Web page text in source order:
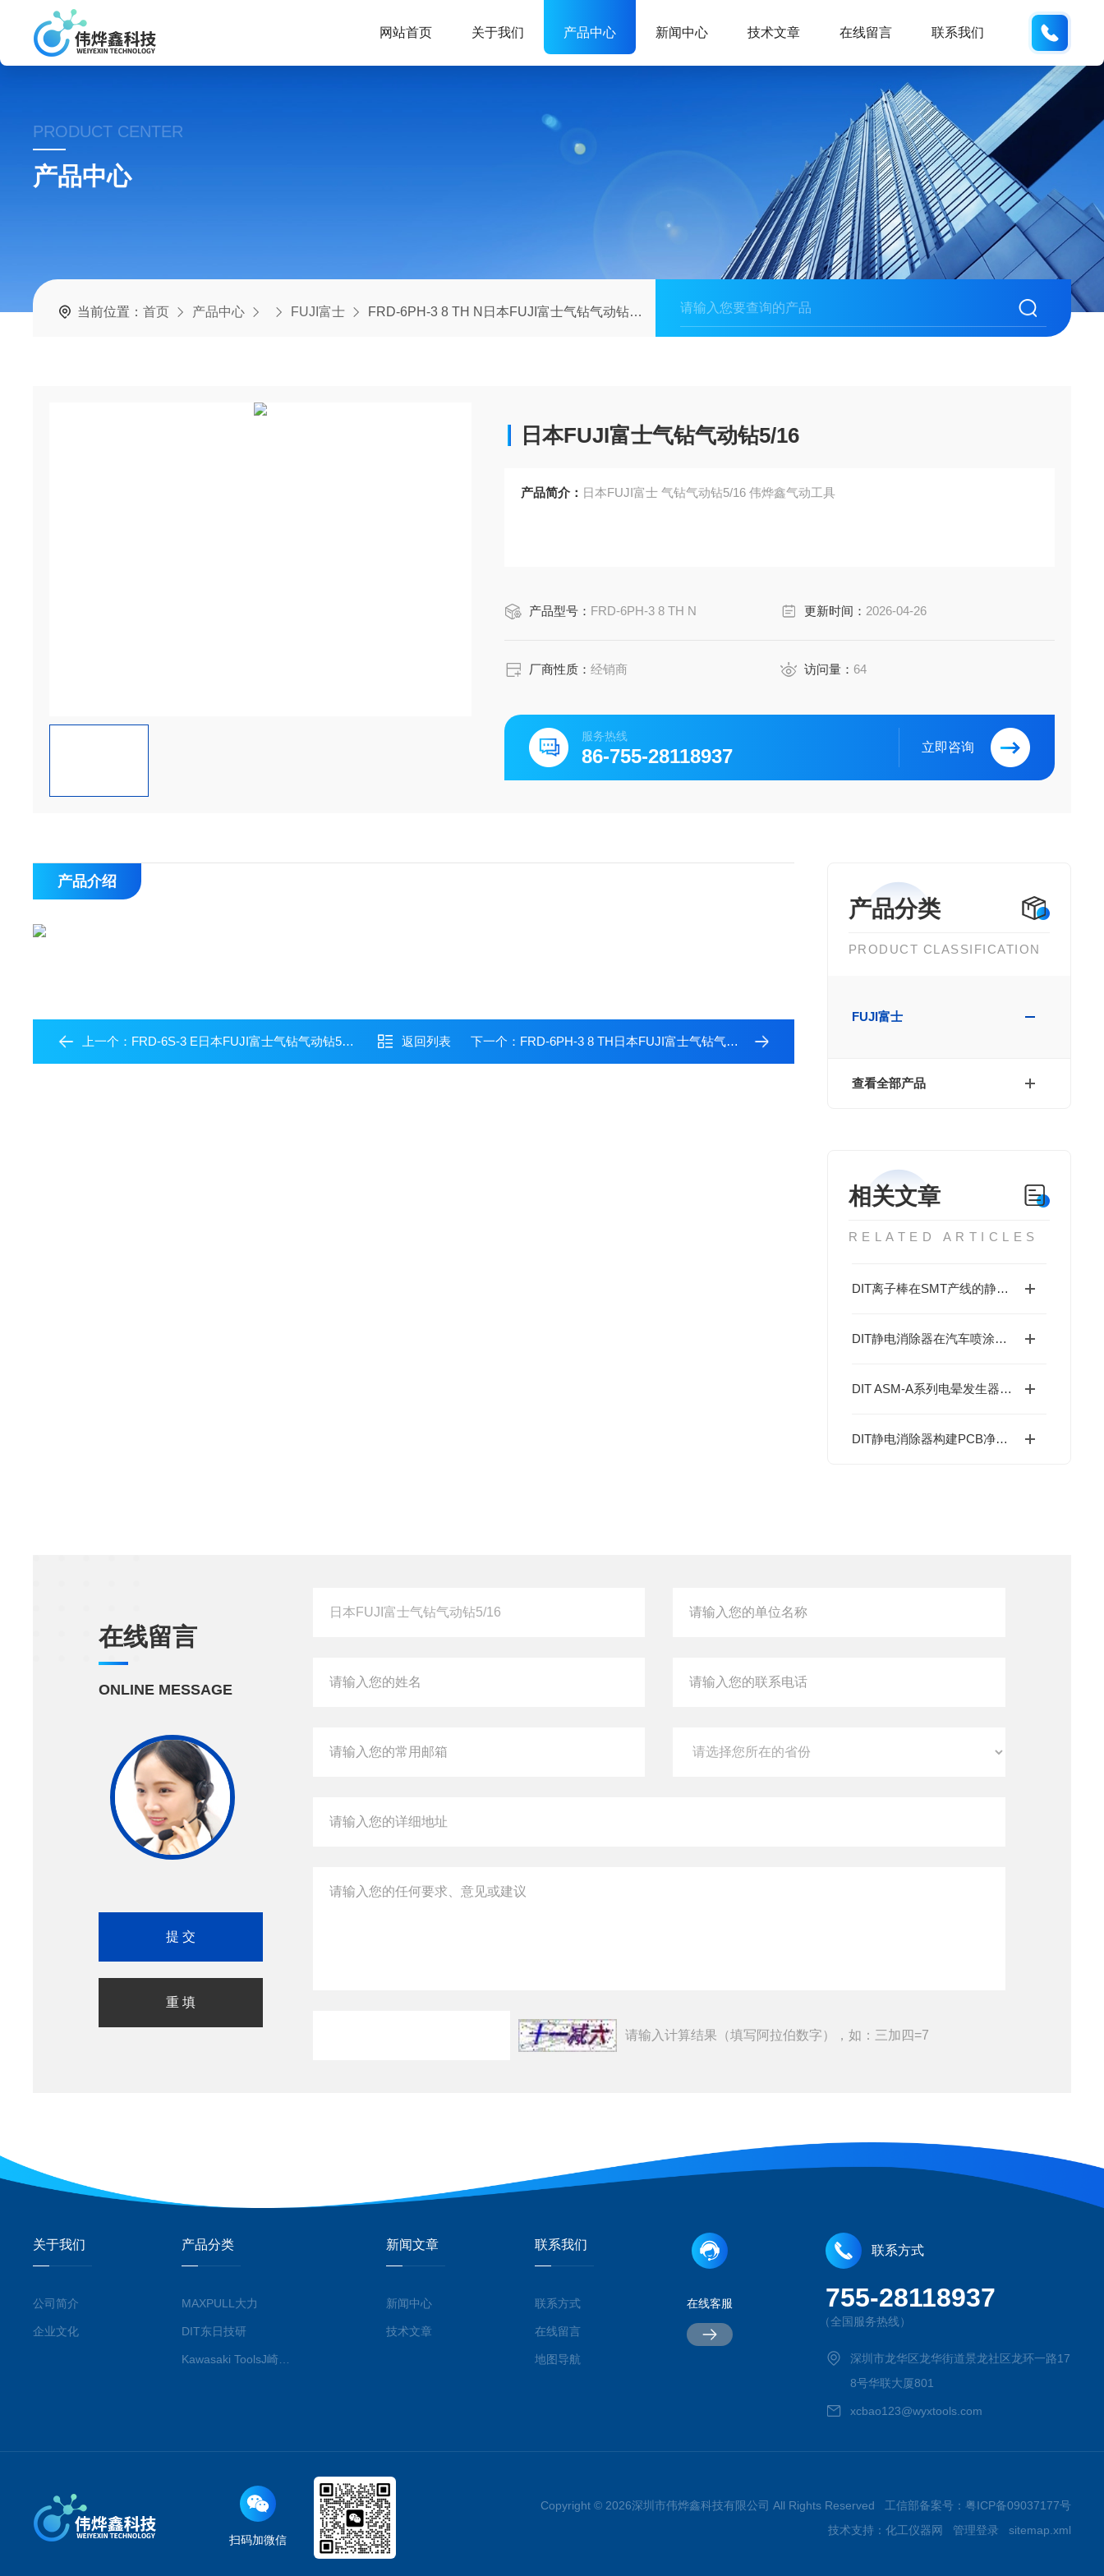
网站首页 关于我们 产品中心 新闻中心 技术文章 在线留言 联系我们
PRODUCT CENTER
产品中心
当前位置：首页 产品中心 FUJI富士 FRD-6PH-3 8 TH N日本FUJI富士气钻气动钻5/16
日本FUJI富士气钻气动钻5/16
产品简介： 日本FUJI富士 气钻气动钻5/16 伟烨鑫气动工具
产品型号： FRD-6PH-3 8 TH N 更新时间： 2026-04-26
厂商性质：经销商 访问量： 64
服务热线
86-755-28118937 立即咨询
产品分类
PRODUCT CLASSIFICATION
FUJI富士
查看全部产品
相关文章
RELATED ARTICLES
DIT离子棒在SMT产线的静电消除配置
DIT静电消除器在汽车喷涂与内饰组装中的应用
DIT ASM-A系列电晕发生器支持离子棒产线快速部署
DIT静电消除器构建PCB净化车间ESD防护体系
产品介绍
上一个： FRD-6S-3 E日本FUJI富士气钻气动钻5/16 返回列表 下一个： FRD-6PH-3 8 TH日本FUJI富士气钻气动钻5/16
在线留言
ONLINE MESSAGE
请输入计算结果（填写阿拉伯数字），如：三加四=7
关于我们
公司简介
企业文化
产品分类
MAXPULL大力
DIT东日技研
Kawasaki ToolsJ崎工具
新闻文章
新闻中心
技术文章
联系我们
联系方式
在线留言
地图导航
在线客服
联系方式
755-28118937
（全国服务热线）
深圳市龙华区龙华街道景龙社区龙环一路17
8号华联大厦801
xcbao123@wyxtools.com
扫码加微信
Copyright © 2026深圳市伟烨鑫科技有限公司 All Rights Reserved 工信部备案号： 粤ICP备09037177号
技术支持： 化工仪器网 管理登录 sitemap.xml